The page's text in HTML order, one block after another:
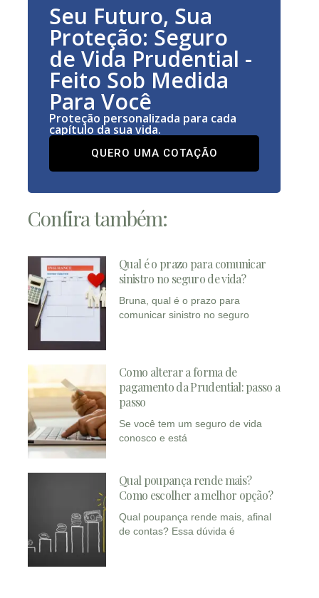
Seu Futuro, Sua
Proteção: Seguro
de Vida Prudential -
Feito Sob Medida
Para Você
Proteção personalizada para cada
capítulo da sua vida.
QUERO UMA COTAÇÃO
Confira também:
Qual é o prazo para comunicar
sinistro no seguro de vida?
Bruna, qual é o prazo para
comunicar sinistro no seguro
Como alterar a forma de
pagamento da Prudential: passo a
passo
Se você tem um seguro de vida
conosco e está
Qual poupança rende mais?
Como escolher a melhor opção?
Qual poupança rende mais, afinal
de contas? Essa dúvida é